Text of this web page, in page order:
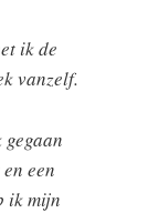
ik de
vanzelf.
een
ik mijn